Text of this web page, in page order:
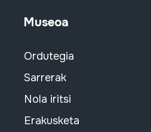
Museoa
Ordutegia
Sarrerak
Nola iritsi
Erakusketa